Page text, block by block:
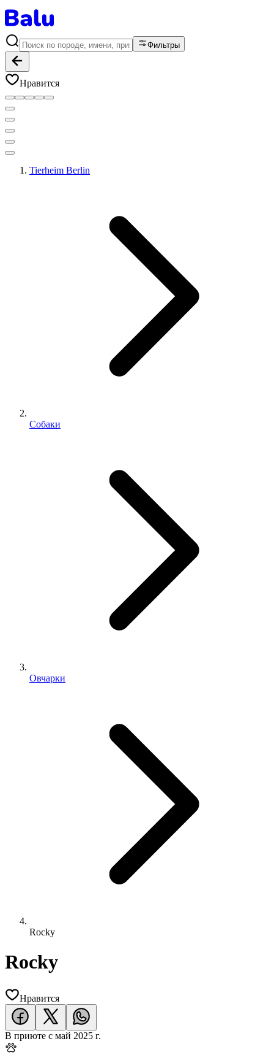
Фильтры
Нравится
Tierheim Berlin
Собаки
Овчарки
Rocky
Rocky
Нравится
В приюте с май 2025 г.